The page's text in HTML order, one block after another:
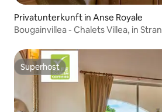
Privatunterkunft in Anse Royale
Bougainvillea - Chalets Villea, in
Superhost
Superhost